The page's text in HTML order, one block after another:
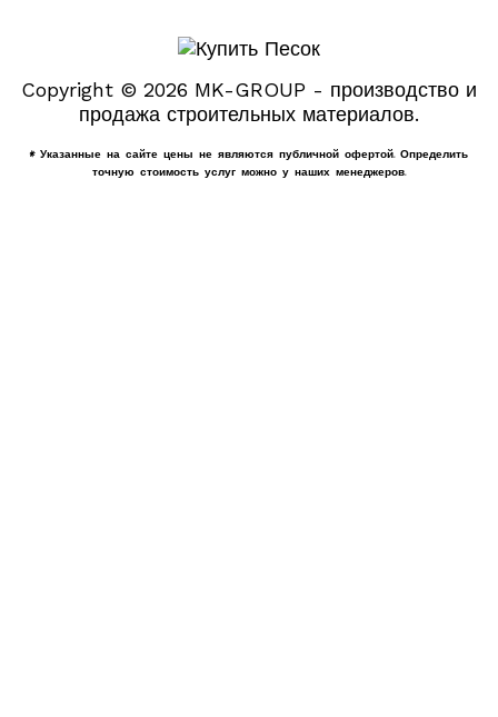
Copyright © 2026 MK-GROUP - производство и
продажа строительных материалов.
* Указанные на сайте цены не являются публичной офертой. Определить
точную стоимость услуг можно у наших менеджеров.